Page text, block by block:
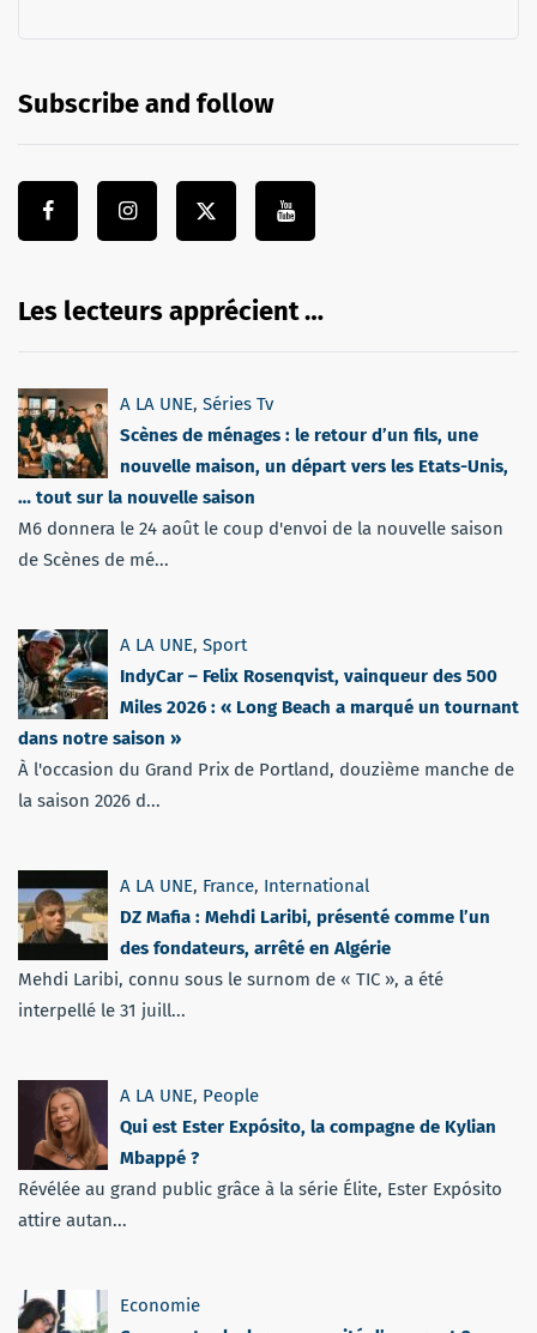
Subscribe and follow
Les lecteurs apprécient …
A LA UNE, Séries Tv
Scènes de ménages : le retour d’un fils, une
nouvelle maison, un départ vers les Etats-Unis,
… tout sur la nouvelle saison
M6 donnera le 24 août le coup d'envoi de la nouvelle saison
de Scènes de mé...
A LA UNE, Sport
IndyCar – Felix Rosenqvist, vainqueur des 500
Miles 2026 : « Long Beach a marqué un tournant
dans notre saison »
À l'occasion du Grand Prix de Portland, douzième manche de
la saison 2026 d...
A LA UNE, France, International
DZ Mafia : Mehdi Laribi, présenté comme l’un
des fondateurs, arrêté en Algérie
Mehdi Laribi, connu sous le surnom de « TIC », a été
interpellé le 31 juill...
A LA UNE, People
Qui est Ester Expósito, la compagne de Kylian
Mbappé ?
Révélée au grand public grâce à la série Élite, Ester Expósito
attire autan...
Economie